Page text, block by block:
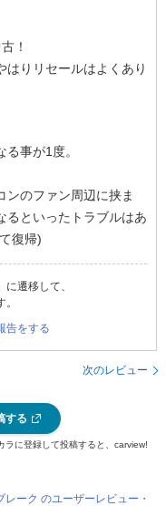
！
はりリセールはよくあり
事が1度。
ンのファン周辺に挟ま
るといったトラブルはあ
復帰)
遷移して、
告をする
次のレビュー
する
に登録して投稿すると、carview!
ーク のユーザーレビュー・